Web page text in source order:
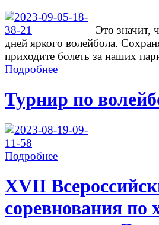
Это значит,
дней яркого волейбола.
приходите болеть за наших
Подробнее
Турнир по
Подробнее
ХVII
соревнования по